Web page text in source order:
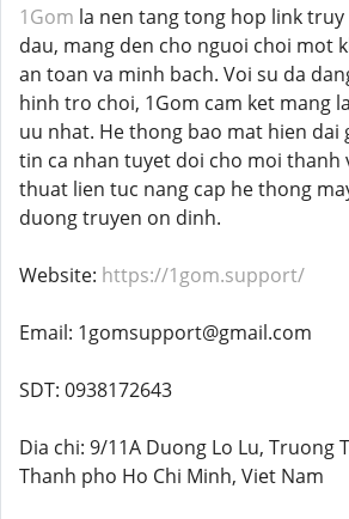
1Gom la nen tang tong hop link truy
dau, mang den cho nguoi choi mot
an toan va minh bach. Voi su da
hinh tro choi, 1Gom cam ket mang
uu nhat. He thong bao mat hien dai
tin ca nhan tuyet doi cho moi thanh
thuat lien tuc nang cap he thong
duong truyen on dinh.
Website: https://1gom.support/
Email: 1gomsupport@gmail.com
SDT: 0938172643
Dia chi: 9/11A Duong Lo Lu, Truong
Thanh pho Ho Chi Minh, Viet Nam